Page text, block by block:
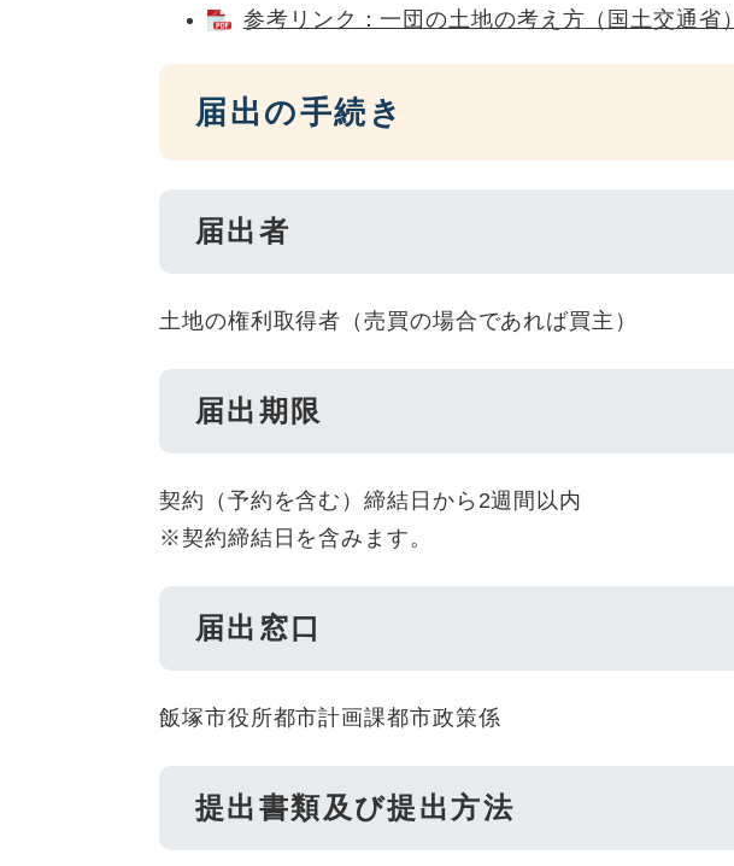
参考リンク：一団の土地の考え方（国土交通省）
届出の手続き
届出者
土地の権利取得者（売買の場合であれば買主）
届出期限
契約（予約を含む）締結日から2週間以内
※契約締結日を含みます。
届出窓口
飯塚市役所都市計画課都市政策係
提出書類及び提出方法